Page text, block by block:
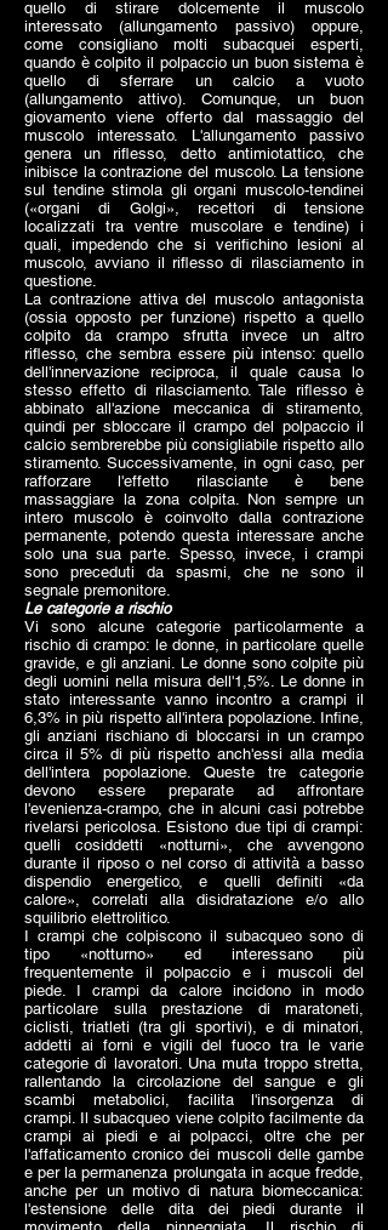
quello di stirare dolcemente il muscolo
interessato (allungamento passivo) oppure,
come consigliano molti subacquei esperti,
quando è colpito il polpaccio un buon sistema è
quello di sferrare un calcio a vuoto
(allungamento attivo). Comunque, un buon
giovamento viene offerto dal massaggio del
muscolo interessato. L'allungamento passivo
genera un riflesso, detto antimiotattico, che
inibisce la contrazione del muscolo. La tensione
sul tendine stimola gli organi muscolo-tendinei
(«organi di Golgi», recettori di tensione
localizzati tra ventre muscolare e tendine) i
quali, impedendo che si verifichino lesioni al
muscolo, avviano il riflesso di rilasciamento in
questione.
La contrazione attiva del muscolo antagonista
(ossia opposto per funzione) rispetto a quello
colpito da crampo sfrutta invece un altro
riflesso, che sembra essere più intenso: quello
dell'innervazione reciproca, il quale causa lo
stesso effetto di rilasciamento. Tale riflesso è
abbinato all'azione meccanica di stiramento,
quindi per sbloccare il crampo del polpaccio il
calcio sembrerebbe più consigliabile rispetto allo
stiramento. Successivamente, in ogni caso, per
rafforzare l'effetto rilasciante è bene
massaggiare la zona colpita. Non sempre un
intero muscolo è coinvolto dalla contrazione
permanente, potendo questa interessare anche
solo una sua parte. Spesso, invece, i crampi
sono preceduti da spasmi, che ne sono il
segnale premonitore.
Le categorie a rischio
Vi sono alcune categorie particolarmente a
rischio di crampo: le donne, in particolare quelle
gravide, e gli anziani. Le donne sono colpite più
degli uomini nella misura dell'1,5%. Le donne in
stato interessante vanno incontro a crampi il
6,3% in più rispetto all'intera popolazione. Infine,
gli anziani rischiano di bloccarsi in un crampo
circa il 5% di più rispetto anch'essi alla media
dell'intera popolazione. Queste tre categorie
devono essere preparate ad affrontare
l'evenienza-crampo, che in alcuni casi potrebbe
rivelarsi pericolosa. Esistono due tipi di crampi:
quelli cosiddetti «notturni», che avvengono
durante il riposo o nel corso di attività a basso
dispendio energetico, e quelli definiti «da
calore», correlati alla disidratazione e/o allo
squilibrio elettrolitico.
I crampi che colpiscono il subacqueo sono di
tipo «notturno» ed interessano più
frequentemente il polpaccio e i muscoli del
piede. I crampi da calore incidono in modo
particolare sulla prestazione di maratoneti,
ciclisti, triatleti (tra gli sportivi), e di minatori,
addetti ai forni e vigili del fuoco tra le varie
categorie dì lavoratori. Una muta troppo stretta,
rallentando la circolazione del sangue e gli
scambi metabolici, facilita l'insorgenza di
crampi. Il subacqueo viene colpito facilmente da
crampi ai piedi e ai polpacci, oltre che per
l'affaticamento cronico dei muscoli delle gambe
e per la permanenza prolungata in acque fredde,
anche per un motivo di natura biomeccanica:
l'estensione delle dita dei piedi durante il